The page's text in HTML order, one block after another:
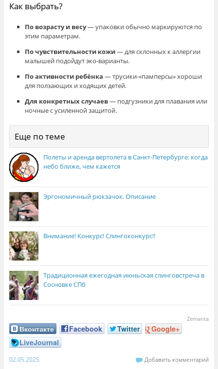
Как выбрать?
По возрасту и весу— упаковки обычно маркируются по
этим параметрам.
По чувствительности кожи— для склонных к аллергии
малышей подойдут эко-варианты.
По активности ребёнка — трусики-«памперсы» хороши
для ползающих и ходящих детей.
Для конкретных случаев— подгузники для плавания или
ночные с усиленной защитой.
Еще по теме
Полеты и аренда вертолета в Санкт-Петербурге: когда
небо ближе, чем кажется
Эргономичный рюкзачок. Описание
Внимание! Конкурс! Слингоконкурс!!
Традиционная ежегодная июньская слинговстреча в
Сосновке СПб
Zemanta
Вконтакте Facebook Twitter
Google+
LiveJournal
02.05.2025 Добавить комментарий